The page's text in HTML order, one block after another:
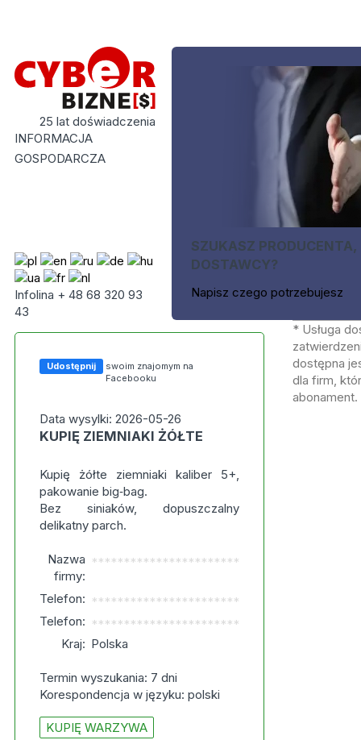
25 lat doświadczenia
INFORMACJA
GOSPODARCZA
Infolina + 48 68 320 93
43
SZUKASZ PRODUCENTA,
DOSTAWCY?
Napisz czego potrzebujesz
Udostępnij
swoim znajomym na
Facebooku
Data wysylki: 2026-05-26
KUPIĘ ZIEMNIAKI ŻÓŁTE
Kupię żółte ziemniaki kaliber 5+,
pakowanie big‑bag.
Bez siniaków, dopuszczalny
delikatny parch.
Nazwa
firmy:
***********************
Telefon: ***********************
Telefon: ***********************
Kraj: Polska
Termin wyszukania: 7 dni
Korespondencja w języku: polski
KUPIĘ WARZYWA
* Usługa
dostępna
dla firm,
abonament.